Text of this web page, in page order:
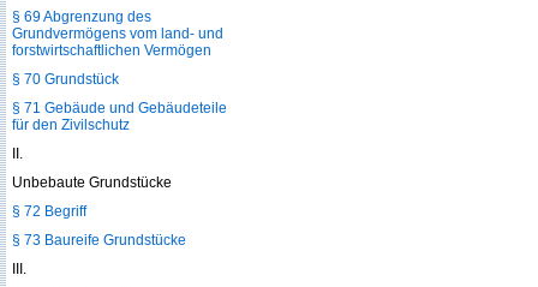
§ 69 Abgrenzung des
Grundvermögens vom land- und
forstwirtschaftlichen Vermögen
§ 70 Grundstück
§ 71 Gebäude und Gebäudeteile
für den Zivilschutz
II.
Unbebaute Grundstücke
§ 72 Begriff
§ 73 Baureife Grundstücke
III.